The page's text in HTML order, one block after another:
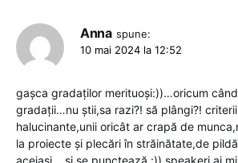
Anna spune:
10 mai 2024 la 12:52
gașca gradaților merituoși:))…oricum
gradații…nu știi,sa razi?! să plângi?!
halucinante,unii oricât ar crapă de
la proiecte și plecări în străinătate,de
aceiași….și se punctează :)) speakeri ai